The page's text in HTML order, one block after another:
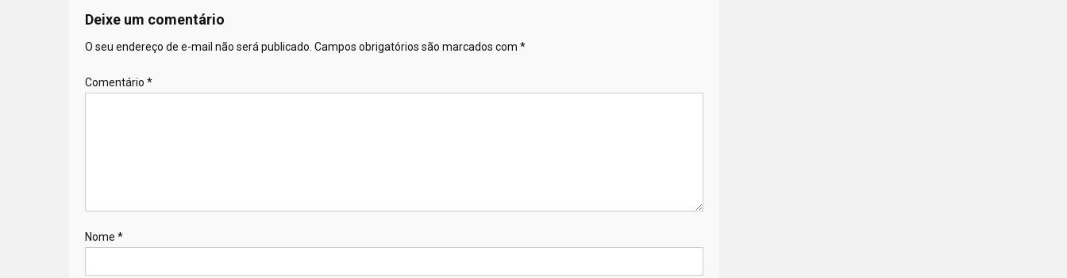
Deixe um comentário
O seu endereço de e-mail não será publicado. Campos obrigatórios são marcados com *
Comentário *
Nome *